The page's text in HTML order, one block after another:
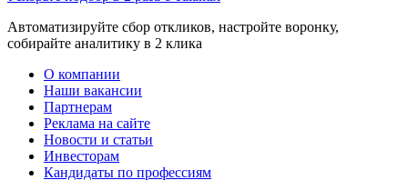
Автоматизируйте сбор откликов, настройте воронку,
собирайте аналитику в 2 клика
О компании
Наши вакансии
Партнерам
Реклама на сайте
Новости и статьи
Инвесторам
Кандидаты по профессиям